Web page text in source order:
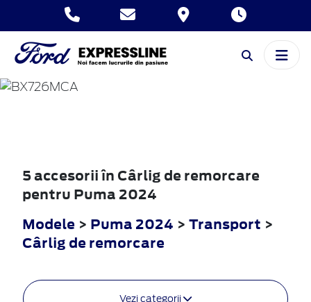
PUMA
5 accesorii în Cârlig de remorcare
pentru Puma 2024
Modele > Puma 2024 > Transport >
Cârlig de remorcare
Vezi categorii